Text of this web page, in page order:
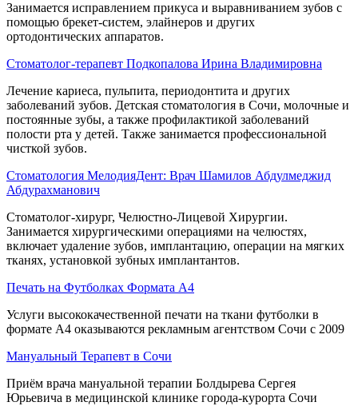
Занимается исправлением прикуса и выравниванием зубов с
помощью брекет-систем, элайнеров и других
ортодонтических аппаратов.
Стоматолог-терапевт Подкопалова Ирина Владимировна
Лечение кариеса, пульпита, периодонтита и других
заболеваний зубов. Детская стоматология в Сочи, молочные и
постоянные зубы, а также профилактикой заболеваний
полости рта у детей. Также занимается профессиональной
чисткой зубов.
Стоматология МелодияДент: Врач Шамилов Абдулмеджид
Абдурахманович
Стоматолог-хирург, Челюстно-Лицевой Хирургии.
Занимается хирургическими операциями на челюстях,
включает удаление зубов, имплантацию, операции на мягких
тканях, установкой зубных имплантантов.
Печать на Футболках Формата А4
Услуги высококачественной печати на ткани футболки в
формате А4 оказываются рекламным агентством Сочи с 2009
Мануальный Терапевт в Сочи
Приём врача мануальной терапии Болдырева Сергея
Юрьевича в медицинской клинике города-курорта Сочи